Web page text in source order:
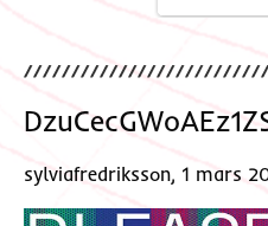
sylviafredriksson, 1 mars